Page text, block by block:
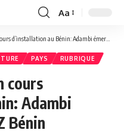
Redimensionner
la
Aa
au Bénin: Adambi émerveillée par GDIZ Bénin
PAYS RUBRIQUE
cours
Adambi
Bénin